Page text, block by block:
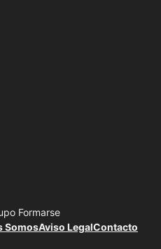
Formarse
SomosAviso LegalContacto